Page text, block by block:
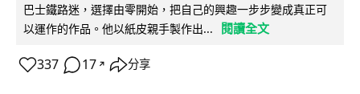
巴士鐵路迷，選擇由零開始，把自己的興趣一步步變成真正可
以運作的作品。他以紙皮親手製作出...
閱讀全文
337 17 ↗ 分享